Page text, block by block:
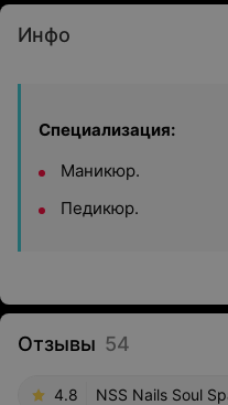
Инфо
Специализация:
Маникюр.
Педикюр.
Отзывы 54
4.8 NSS Nails Soul